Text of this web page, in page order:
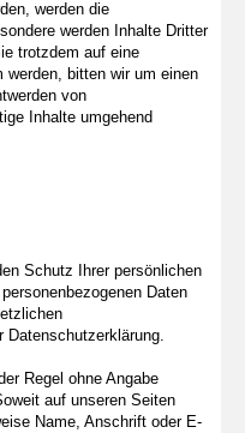
werden die
werden Inhalte Dritter
trotzdem auf eine
werden, bitten wir um einen
von
Inhalte umgehend
Schutz Ihrer persönlichen
Daten
Datenschutzerklärung.
Regel ohne Angabe
auf unseren Seiten
Name, Anschrift oder E-